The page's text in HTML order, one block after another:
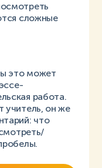
сложные
это может
работа.
учитель, он же
что